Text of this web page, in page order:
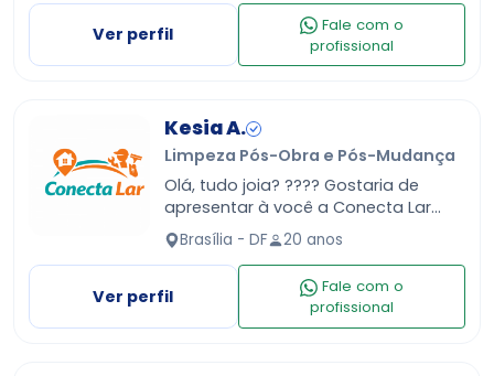
Ver perfil
Fale com o
profissional
Kesia A.
Limpeza Pós-Obra e Pós-Mudança
Olá, tudo joia? ???? Gostaria de
apresentar à você a Conecta Lar
????? É uma empresa que conecta
vocês a profissionais de confiança
para o dia a dia, co…
Brasília - DF 20 anos
Ver perfil
Fale com o
profissional